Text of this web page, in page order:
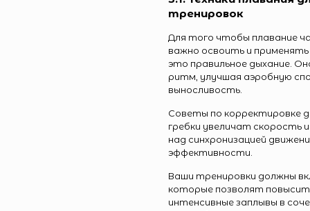
тренировок
Для того чтобы плавание
важно освоить и
это правильное дыхание.
ритм, улучшая аэробную
выносливость.
Советы по корректировке
гребки увеличат скорость
над синхронизацией
эффективности.
Ваши тренировки должны
которые позволят
интенсивные заплывы в